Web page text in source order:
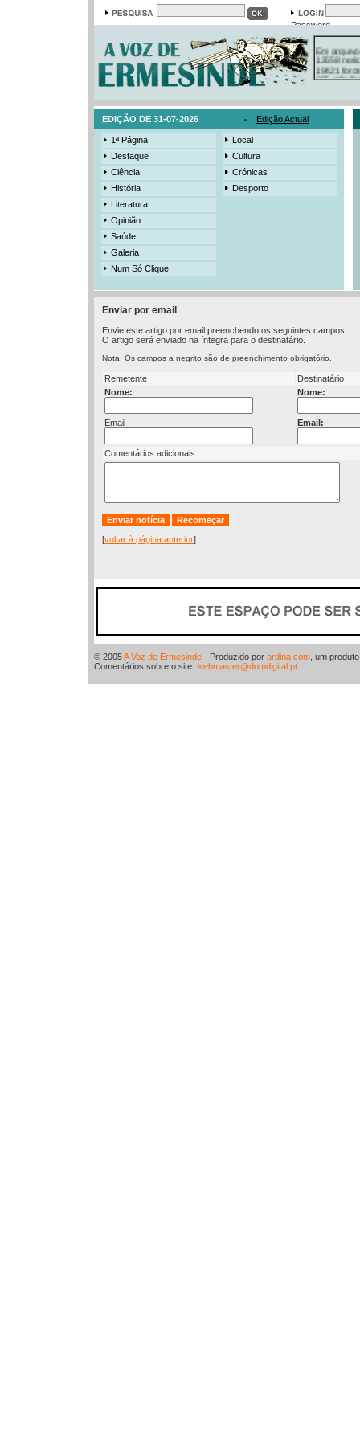
Password
Em arquivo
13558
19421
385
EDIÇÃO DE 31-07-2026 Edição Actual
1ª Página
Destaque
Ciência
História
Literatura
Opinião
Saúde
Galeria
Num Só Clique
Local
Cultura
Crónicas
Desporto
Enviar por email
Envie este artigo por email preenchendo os seguintes campos.
O artigo será enviado na íntegra para o destinatário.
Nota: Os campos a negrito são de preenchimento obrigatório.
Remetente
Destinatário
Nome:
Nome:
Email Email:
Comentários adicionais:
[voltar à página anterior]
© 2005A Voz de Ermesinde - Produzido por ardina.com , um
Comentários sobre o site: webmaster@domdigital.pt